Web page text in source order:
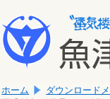
文
へ
移
ま
こ
か
文
ホーム ダウンロード